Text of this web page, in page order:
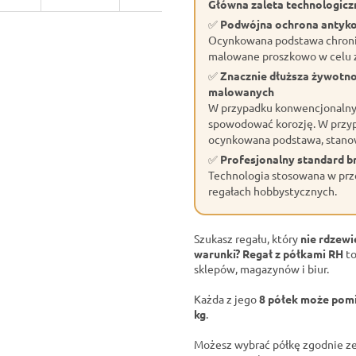
Główna zaleta
✅ Podwójna ochrona
Ocynkowana podstawa
malowane proszkowo w
✅Znacznie dłuższa
malowanych
W przypadku
spowodować korozję. W
ocynkowana podstawa,
✅ Profesjonalny standard
Technologia stosowana w
regałach hobbystycznych.
Szukasz regału, który nie
warunki? Regał z półkami RH
sklepów, magazynów i biur.
Każda z jego8 półek może
kg.
Możesz wybrać półkę zgodnie